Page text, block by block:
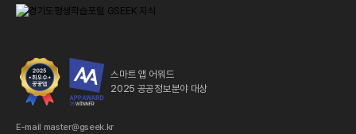
스마트 앱 어워드
2025 공공정보분야 대상
E-mail master@gseek.kr